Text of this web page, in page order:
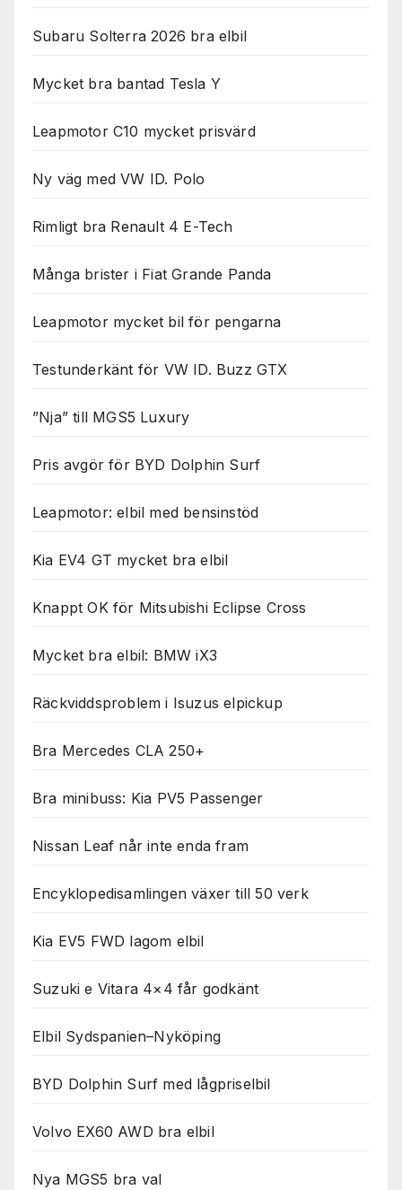
Subaru Solterra 2026 bra elbil
Mycket bra bantad Tesla Y
Leapmotor C10 mycket prisvärd
Ny väg med VW ID. Polo
Rimligt bra Renault 4 E-Tech
Många brister i Fiat Grande Panda
Leapmotor mycket bil för pengarna
Testunderkänt för VW ID. Buzz GTX
”Nja” till MGS5 Luxury
Pris avgör för BYD Dolphin Surf
Leapmotor: elbil med bensinstöd
Kia EV4 GT mycket bra elbil
Knappt OK för Mitsubishi Eclipse Cross
Mycket bra elbil: BMW iX3
Räckviddsproblem i Isuzus elpickup
Bra Mercedes CLA 250+
Bra minibuss: Kia PV5 Passenger
Nissan Leaf når inte enda fram
Encyklopedisamlingen växer till 50 verk
Kia EV5 FWD lagom elbil
Suzuki e Vitara 4×4 får godkänt
Elbil Sydspanien–Nyköping
BYD Dolphin Surf med lågpriselbil
Volvo EX60 AWD bra elbil
Nya MGS5 bra val